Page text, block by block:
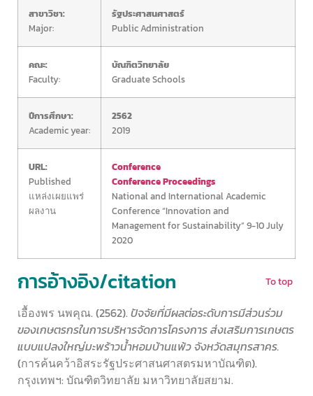
สาขาวิชา:
Major:
รัฐประศาสนศาสตร์
Public Administration
คณะ:
Faculty:
บัณฑิตวิทยาลัย
Graduate Schools
ปีการศึกษา:
Academic year:
2562
2019
URL:
Published
แหล่งเผยแพร่
ผลงาน
Conference
Conference Proceedings
National and International Academic
Conference “Innovation and
Management for Sustainability” 9-10 July
2020
การอ้างอิง/citation To top
เอื้องพร นพคุณ. (2562). ปัจจัยที่มีผลต่อระดับการมีส่วนร่วม
ของเกษตรกรในการบริหารจัดการโครงการ ส่งเสริมการเกษตร
แบบแปลงใหญ่มะพร้าวน้ำหอมบ้านแพ้ว จังหวัดสมุทรสาคร.
(การค้นคว้าอิสระรัฐประศาสนศาสตรมหาบัณฑิต).
กรุงเทพฯ: บัณฑิตวิทยาลัย มหาวิทยาลัยสยาม.